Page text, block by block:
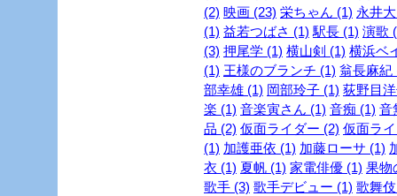
(2) 映画 (23) 栄ちゃん (1) 永井
(1) 益若つばさ (1) 駅長 (1) 演歌
(3) 押尾学 (1) 横山剣 (1) 横浜ベ
(1) 王様のブランチ (1) 翁長麻紀
部幸雄 (1) 岡部玲子 (1) 荻野目
楽 (1) 音楽寅さん (1) 音痴 (1) 音
品 (2) 仮面ライダー (2) 仮面ラ
(1) 加護亜依 (1) 加藤ローサ (1)
衣 (1) 夏帆 (1) 家電俳優 (1) 果物
歌手 (3) 歌手デビュー (1) 歌舞